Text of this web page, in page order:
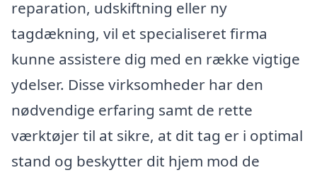
reparation, udskiftning eller ny
tagdækning, vil et specialiseret firma
kunne assistere dig med en række vigtige
ydelser. Disse virksomheder har den
nødvendige erfaring samt de rette
værktøjer til at sikre, at dit tag er i optimal
stand og beskytter dit hjem mod de